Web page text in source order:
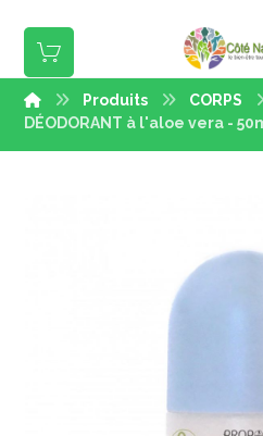
Produits CORPS
DÉODORANT à l'aloe vera -